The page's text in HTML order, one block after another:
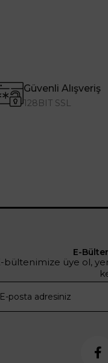
Güvenli Alışveriş
128BIT SSL
E-
bültenimize üye ol,